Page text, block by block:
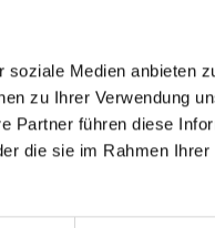
Medien anbieten
zu Ihrer Verwendung
Partner führen diese
die sie im Rahmen Ihrer
Nachfolge
Nach 23 Jahren
dritter
Manser 2022
Verkauf ihrer
Pfister-Stiftung.
als